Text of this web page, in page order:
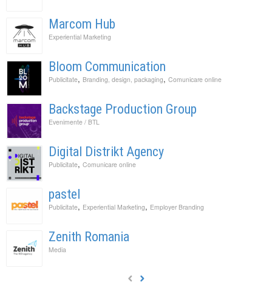
Marcom Hub
Experiential Marketing
Bloom Communication
Publicitate, Branding, design, packaging, Comunicare online
Backstage Production Group
Evenimente / BTL
Digital Distrikt Agency
Publicitate, Comunicare online
pastel
Publicitate, Experiential Marketing, Employer Branding
Zenith Romania
Media